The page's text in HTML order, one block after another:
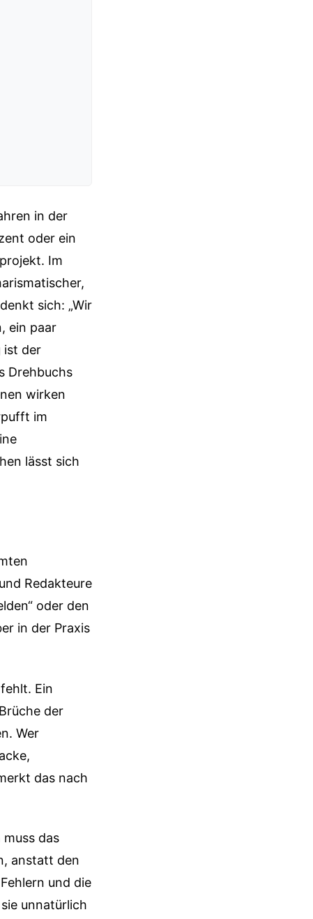
in der
oder ein
Im
sich: „Wir
ein paar
ist der
Drehbuchs
wirken
im
lässt sich
Redakteure
oder den
in der Praxis
Ein
der
Wer
das nach
das
anstatt den
und die
unnatürlich